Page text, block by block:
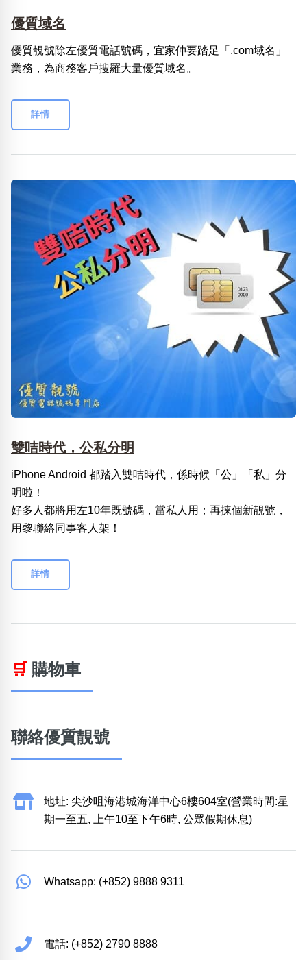
優質域名
優質靚號除左優質電話號碼，宜家仲要踏足「.com域名」
業務，為商務客戶搜羅大量優質域名。
詳情
雙咭時代，公私分明
iPhone Android 都踏入雙咭時代，係時候「公」「私」分
明啦！
好多人都將用左10年既號碼，當私人用；再揀個新靚號，
用黎聯絡同事客人架！
詳情
🛒 購物車
聯絡優質靚號
地址: 尖沙咀海港城海洋中心6樓604室(營業時間:星
期一至五, 上午10至下午6時, 公眾假期休息)
Whatsapp: (+852) 9888 9311
電話: (+852) 2790 8888